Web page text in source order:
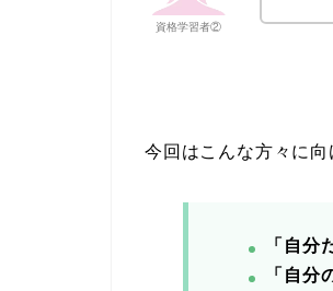
資格学習者②
今回はこんな方々に向
「自分
「自分